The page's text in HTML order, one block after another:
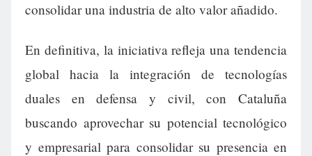
consolidar una industria de alto valor añadido.
En definitiva, la iniciativa refleja una tendencia
global hacia la integración de tecnologías
duales en defensa y civil, con Cataluña
buscando aprovechar su potencial tecnológico
y empresarial para consolidar su presencia en